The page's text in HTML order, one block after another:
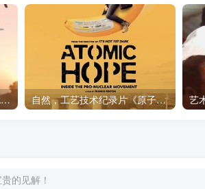
社会生活纪录片《马加拉 Makala》下载 自然，工艺技术纪录片《原子能的希望 Atomic Hope – Inside the Pro-Nuclear Movement》下载